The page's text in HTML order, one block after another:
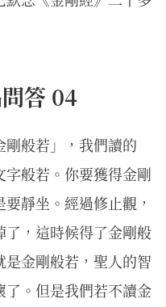
答 04
般若」，我們讀的
字般若。你要獲得金剛
靜坐。經過修止觀，
，這時候得了金剛般
金剛般若，聖人的智
。但是我們若不讀金